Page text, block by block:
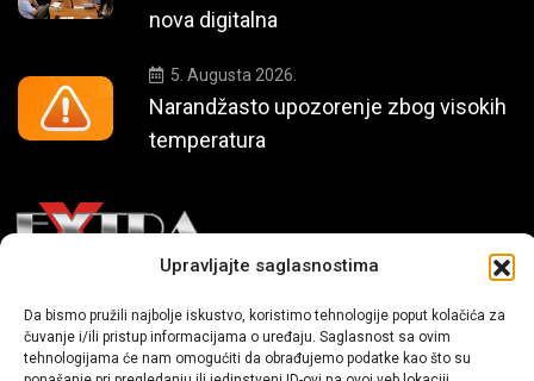
Upravljajte saglasnostima
Da bismo pružili najbolje iskustvo, koristimo tehnologije poput kolačića za
čuvanje i/ili pristup informacijama o uređaju. Saglasnost sa ovim
tehnologijama će nam omogućiti da obrađujemo podatke kao što su
nova digitalna
5. Augusta 2026.
Narandžasto upozorenje zbog visokih
temperatura
Mi smo moderni portal zabavnog karaktera koji donosi vijesti i
priče iz života, svijeta showbiza, lifestyle-a i popularne kulture.